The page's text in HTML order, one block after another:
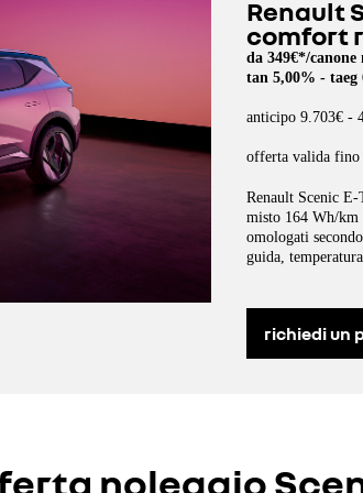
Renault
comfort
da 349€*/canone
tan 5,00% - taeg
anticipo 9.703€ -
offerta valida fino
Renault Scenic
misto 164 Wh/km
omologati
guida,
richiedi un
noleggio